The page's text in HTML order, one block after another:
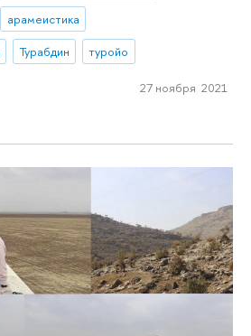
арамеистика
Турабдин туройо
27 ноября 2021